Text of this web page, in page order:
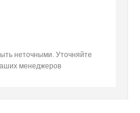
неточными. Уточняйте
менеджеров